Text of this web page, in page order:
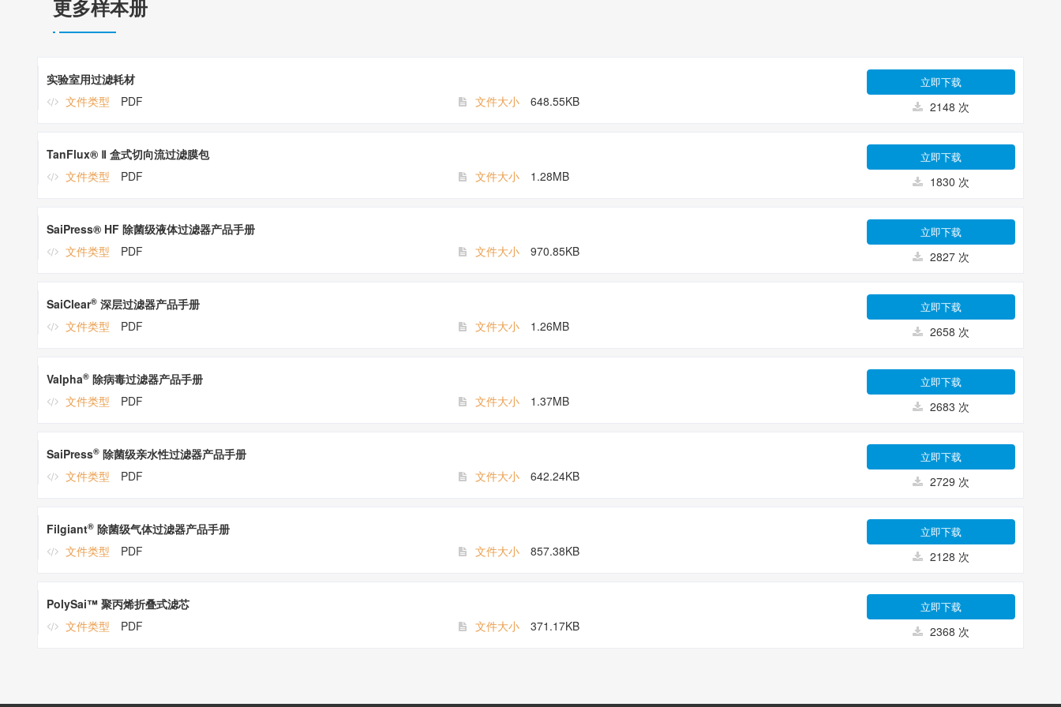
更多样本册
实验室用过滤耗材
文件类型
PDF 文件大小 648.55KB
立即下载
2148 次
TanFlux® Ⅱ 盒式切向流过滤膜包
文件类型
PDF 文件大小 1.28MB
立即下载
1830 次
SaiPress® HF 除菌级液体过滤器产品手册
文件类型
PDF 文件大小 970.85KB
立即下载
2827 次
SaiClear® 深层过滤器产品手册
文件类型
PDF 文件大小 1.26MB
立即下载
2658 次
Valpha® 除病毒过滤器产品手册
文件类型
PDF 文件大小 1.37MB
立即下载
2683 次
SaiPress® 除菌级亲水性过滤器产品手册
文件类型
PDF 文件大小 642.24KB
立即下载
2729 次
Filgiant® 除菌级气体过滤器产品手册
文件类型
PDF 文件大小 857.38KB
立即下载
2128 次
PolySai™ 聚丙烯折叠式滤芯
文件类型
PDF 文件大小 371.17KB
立即下载
2368 次